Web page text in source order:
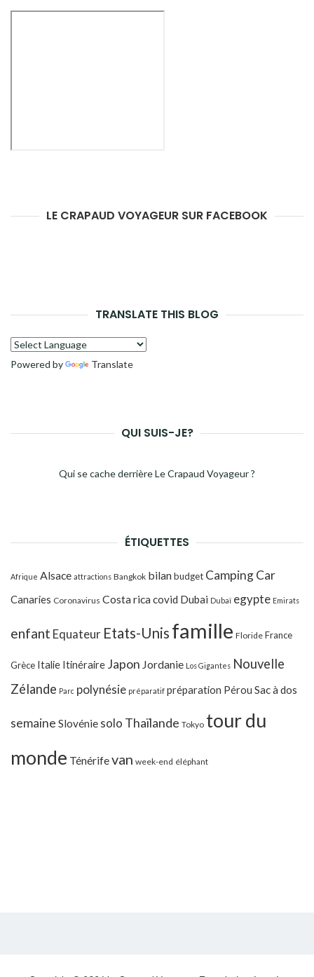
LE CRAPAUD VOYAGEUR SUR FACEBOOK
TRANSLATE THIS BLOG
Powered by Translate
QUI SUIS-JE?
Qui se cache derrière Le Crapaud Voyageur ?
ÉTIQUETTES
Afrique Alsace attractions Bangkok bilanbudget Camping Car
Canaries Coronavirus Costa ricacovid Dubai Dubaï egypte Emirats
enfant Equateur Etats-Unis famille Floride France
Grèce Italie Itinéraire Japon Jordanie Los Gigantes Nouvelle
Zélande Parc polynésie préparatif préparation Pérou Sac à dos
semaine Slovénie solo Thaïlande Tokyo tour du
monde Ténérifevan week-end éléphant